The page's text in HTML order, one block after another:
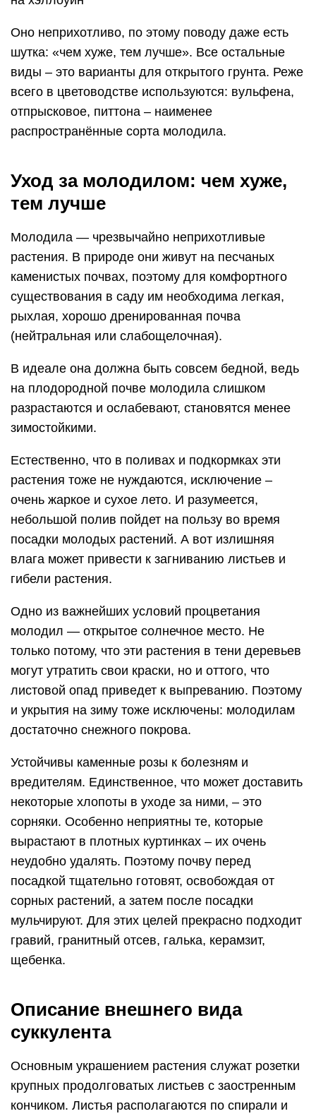
Оно неприхотливо, по этому поводу даже есть
шутка: «чем хуже, тем лучше». Все остальные
виды – это варианты для открытого грунта. Реже
всего в цветоводстве используются: вульфена,
отпрысковое, питтона – наименее
распространённые сорта молодила.
Уход за молодилом: чем хуже,
тем лучше
Молодила — чрезвычайно неприхотливые
растения. В природе они живут на песчаных
каменистых почвах, поэтому для комфортного
существования в саду им необходима легкая,
рыхлая, хорошо дренированная почва
(нейтральная или слабощелочная).
В идеале она должна быть совсем бедной, ведь
на плодородной почве молодила слишком
разрастаются и ослабевают, становятся менее
зимостойкими.
Естественно, что в поливах и подкормках эти
растения тоже не нуждаются, исключение –
очень жаркое и сухое лето. И разумеется,
небольшой полив пойдет на пользу во время
посадки молодых растений. А вот излишняя
влага может привести к загниванию листьев и
гибели растения.
Одно из важнейших условий процветания
молодил — открытое солнечное место. Не
только потому, что эти растения в тени деревьев
могут утратить свои краски, но и оттого, что
листовой опад приведет к выпреванию. Поэтому
и укрытия на зиму тоже исключены: молодилам
достаточно снежного покрова.
Устойчивы каменные розы к болезням и
вредителям. Единственное, что может доставить
некоторые хлопоты в уходе за ними, – это
сорняки. Особенно неприятны те, которые
вырастают в плотных куртинках – их очень
неудобно удалять. Поэтому почву перед
посадкой тщательно готовят, освобождая от
сорных растений, а затем после посадки
мульчируют. Для этих целей прекрасно подходит
гравий, гранитный отсев, галька, керамзит,
щебенка.
Описание внешнего вида
суккулента
Основным украшением растения служат розетки
крупных продолговатых листьев с заостренным
кончиком. Листья располагаются по спирали и